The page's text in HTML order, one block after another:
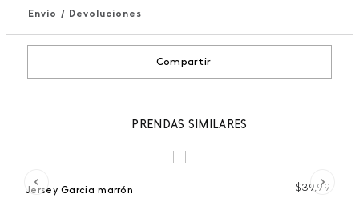
Envío / Devoluciones
Compartir
PRENDAS SIMILARES
Jersey Garcia marrón $39,99